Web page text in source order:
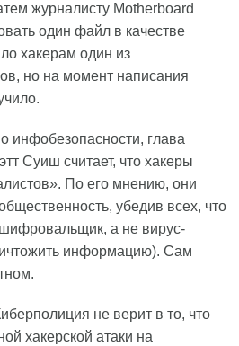
журналисту Motherboard
один файл в качестве
хакерам один из
но на момент написания
инфобезопасности, глава
Суиш считает, что хакеры
По его мнению, они
убедив всех, что
а не вирус-
информацию). Сам
не верит в то, что
хакерской атаки на